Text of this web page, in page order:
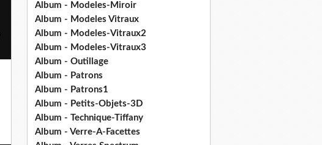
Album - Modeles-Miroir
Album - Modeles Vitraux
Album - Modeles-Vitraux2
Album - Modeles-Vitraux3
Album - Outillage
Album - Patrons
Album - Patrons1
Album - Petits-Objets-3D
Album - Technique-Tiffany
Album - Verre-A-Facettes